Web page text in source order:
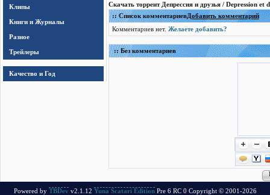
Клипы
Книги и Журналы
Разное
Трейлеры
Качество и Год
Скачать торрент Депрессия и друзья / Depression
:: Список комментариевДобавить комментарий
Комментариев нет. Желаете добавить?
:: Без комментариев
Powered by TBDev v2.1.12 Yuna Scatari EditionPre 6 RC 0 Copyright © 2001-2026